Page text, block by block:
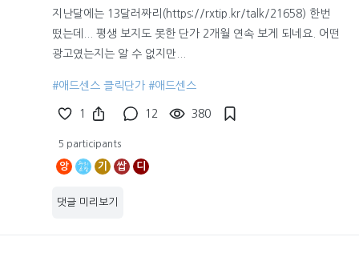
지난달에는 13달러짜리(https://rxtip.kr/talk/21658) 한번
떴는데... 평생 보지도 못한 단가 2개월 연속 보게 되네요. 어떤
광고였는지는 알 수 없지만...
#애드센스 클릭단가 #애드센스
1 12 380
5 participants
앙 기 쌉 디
댓글 미리보기